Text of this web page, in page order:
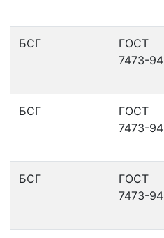
БСГ
ГОСТ
7473-94
БСГ
ГОСТ
7473-94
БСГ
ГОСТ
7473-94